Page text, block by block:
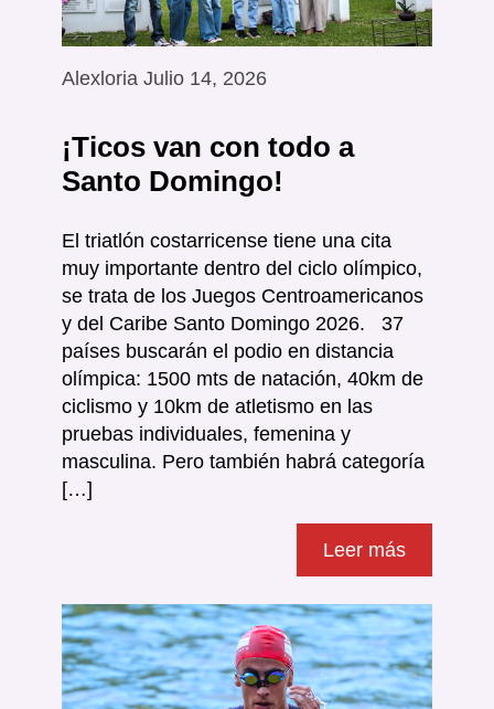
Alexloria Julio 14, 2026
¡Ticos van con todo a
Santo Domingo!
El triatlón costarricense tiene una cita
muy importante dentro del ciclo olímpico,
se trata de los Juegos Centroamericanos
y del Caribe Santo Domingo 2026. 37
países buscarán el podio en distancia
olímpica: 1500 mts de natación, 40km de
ciclismo y 10km de atletismo en las
pruebas individuales, femenina y
masculina. Pero también habrá categoría
[…]
Leer más